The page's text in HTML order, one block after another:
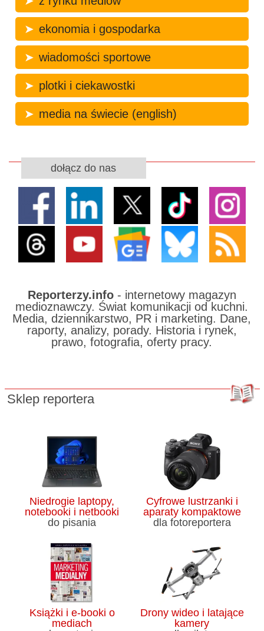
ekonomia i gospodarka
wiadomości sportowe
plotki i ciekawostki
media na świecie (english)
dołącz do nas
Reporterzy.info- internetowy magazyn
medioznawczy. Świat komunikacji od kuchni.
Media, dziennikarstwo, PR i marketing. Dane,
raporty, analizy, porady. Historia i rynek,
prawo, fotografia, oferty pracy.
Sklep reportera
Niedrogie laptopy,
notebooki i netbooki
do pisania
Cyfrowe lustrzanki i
aparaty kompaktowe
dla fotoreportera
Książki i e-booki o
mediach
Drony wideo i latające
kamery